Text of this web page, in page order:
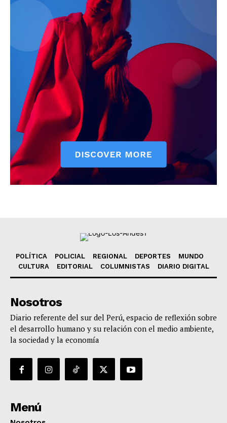
POLÍTICA POLICIAL REGIONAL DEPORTES
MUNDO
CULTURA
EDITORIAL COLUMNISTAS DIARIO DIGITAL
Nosotros
Diario referente del sur del Perú, espacio de reflexión sobre
el desarrollo humano y su relación con el medio ambiente,
la sociedad y la economía
Menú